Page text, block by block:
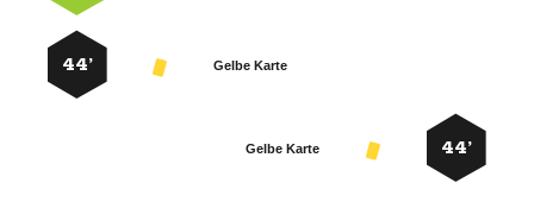
Gelbe Karte
44’
44’
Gelbe Karte